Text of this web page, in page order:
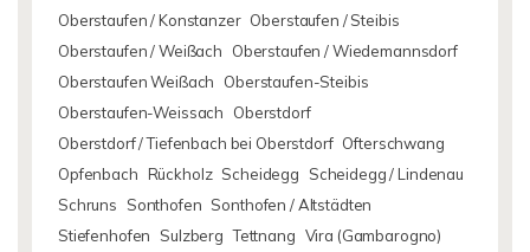
Oberstaufen / Konstanzer Oberstaufen / Steibis
Oberstaufen / Weißach
Oberstaufen / Wiedemannsdorf
Oberstaufen Weißach
Oberstaufen-Steibis
Oberstaufen-Weissach
Oberstdorf
Oberstdorf / Tiefenbach bei Oberstdorf Ofterschwang
Opfenbach Rückholz Scheidegg
Scheidegg / Lindenau
Schruns
Sonthofen Sonthofen / Altstädten
Stiefenhofen
Sulzberg Tettnang Vira (Gambarogno)